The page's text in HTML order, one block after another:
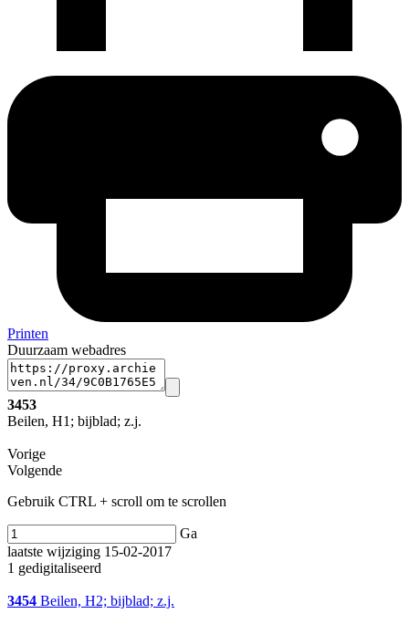
Printen
Duurzaam webadres
3453
Beilen, H1; bijblad; z.j.
Vorige
Volgende
Gebruik CTRL + scroll om te scrollen
Ga
laatste wijziging 15-02-2017
1 gedigitaliseerd
3454 Beilen, H2; bijblad; z.j.